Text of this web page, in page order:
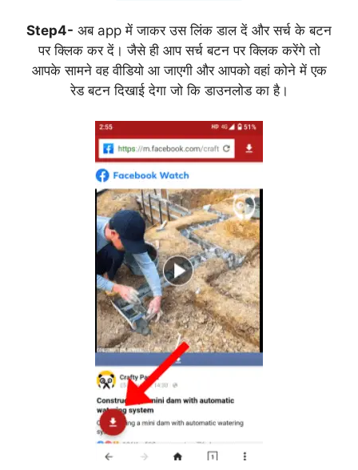
Step4- अब app में जाकर उस लिंक डाल दें और सर्च के बटन
पर क्लिक कर दें। जैसे ही आप सर्च बटन पर क्लिक करेंगे तो
आपके सामने वह वीडियो आ जाएगी और आपको वहां कोने में एक
रेड बटन दिखाई देगा जो कि डाउनलोड का है।